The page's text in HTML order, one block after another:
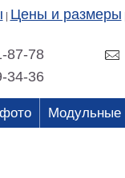
Цены и размеры
87-78
34-36
Модульные